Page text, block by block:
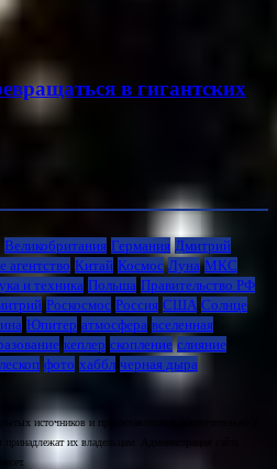
в гигантских
Великобритания Германия Дмитрий
агентство Китай Космос Луна МКС
и техника Польша Правительство РФ
Роскосмос Россия США Солнце
Юпитер атмосфера вселенная
кеплер скопление слияние
фото хаббл черная дыра
источников и предоставляются исключительно в
их владельцам. Администрация сайта